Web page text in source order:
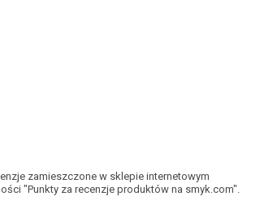
zamieszczone w sklepie internetowym
"Punkty za recenzje produktów na smyk.com".